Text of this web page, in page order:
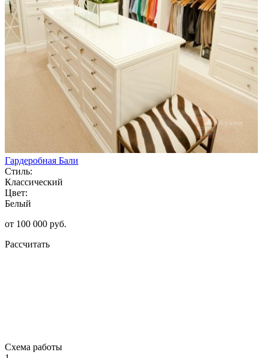
Гардеробная Бали
Стиль:
Классический
Цвет:
Белый
от 100 000 руб.
Рассчитать
Схема работы